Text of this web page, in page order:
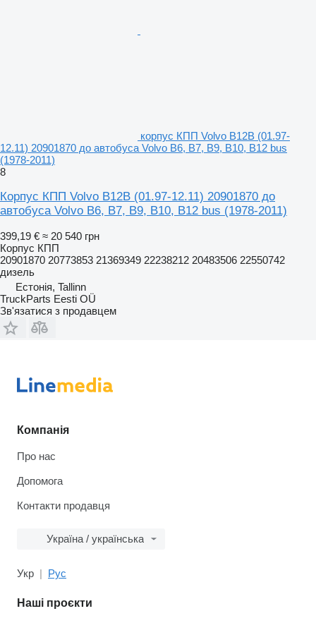
корпус КПП Volvo B12B (01.97-
12.11) 20901870 до автобуса Volvo B6, B7, B9, B10, B12 bus
(1978-2011)
8
Корпус КПП Volvo B12B (01.97-12.11) 20901870 до
автобуса Volvo B6, B7, B9, B10, B12 bus (1978-2011)
399,19 € ≈ 20 540 грн
Корпус КПП
20901870 20773853 21369349 22238212 20483506 22550742
дизель
Естонія, Tallinn
TruckParts Eesti OÜ
Зв'язатися з продавцем
Компанія
Про нас
Допомога
Контакти продавця
Україна / українська
Укр Рус
Наші проєкти